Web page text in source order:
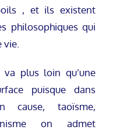
, et ils existent
philosophiques qui
va plus loin qu’une
puisque dans
cause, taoïsme,
on admet